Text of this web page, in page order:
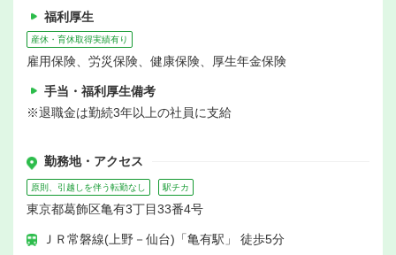
福利厚生
産休・育休取得実績有り
雇用保険、労災保険、健康保険、厚生年金保険
手当・福利厚生備考
※退職金は勤続3年以上の社員に支給
勤務地・アクセス
原則、引越しを伴う転勤なし 駅チカ
東京都葛飾区亀有3丁目33番4号
ＪＲ常磐線(上野－仙台)「亀有駅」 徒歩5分